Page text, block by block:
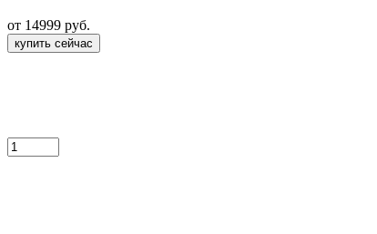
от 14999 руб.
купить сейчас